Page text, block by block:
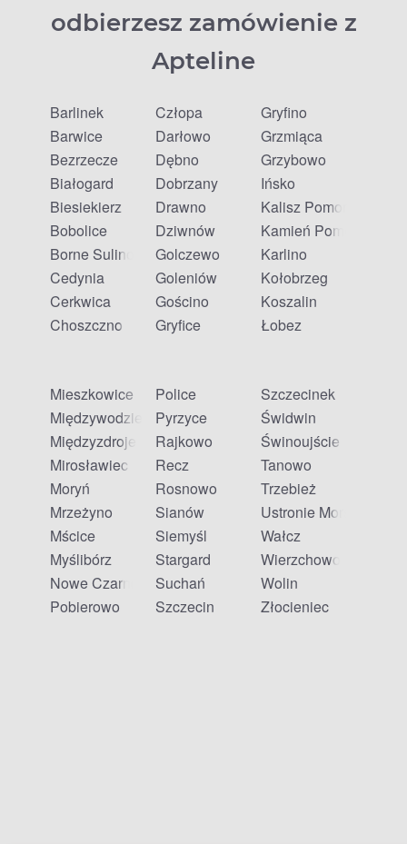
odbierzesz zamówienie z
Apteline
Barlinek
Barwice
Bezrzecze
Białogard
Biesiekierz
Bobolice
Borne Sulinowo
Cedynia
Cerkwica
Choszczno
Człopa
Darłowo
Dębno
Dobrzany
Drawno
Dziwnów
Golczewo
Goleniów
Gościno
Gryfice
Gryfino
Grzmiąca
Grzybowo
Ińsko
Kalisz Pomorski
Kamień Pomorski
Karlino
Kołobrzeg
Koszalin
Łobez
Mieszkowice
Międzywodzie
Międzyzdroje
Mirosławiec
Moryń
Mrzeżyno
Mścice
Myślibórz
Nowe Czarnowo
Pobierowo
Police
Pyrzyce
Rajkowo
Recz
Rosnowo
Sianów
Siemyśl
Stargard
Suchań
Szczecin
Szczecinek
Świdwin
Świnoujście
Tanowo
Trzebież
Ustronie Morskie
Wałcz
Wierzchowo
Wolin
Złocieniec